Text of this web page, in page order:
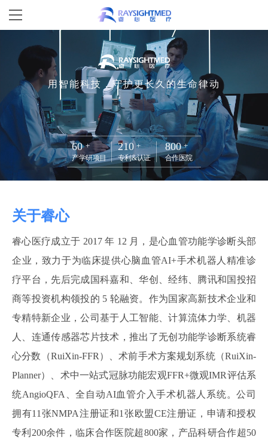
用智能科技，守护更长久的生命律动
60
产学研项目
210
专利&认证
800
合作医院
关于睿心
睿心医疗成立于 2017 年 12 月，是心血管功能学诊断头部
企业，致力于为临床提供心脑血管AI+手术机器人精准诊
疗平台，先后完成国科嘉和、华创、经纬、腾讯和国投招
商等投资机构领投的 5 轮融资。作为国家高新技术企业和
专精特新企业，公司基于人工智能、计算流体力学、机器
人、连通传感器芯片技术，推出了无创功能学诊断系统睿
心分数（RuiXin-FFR）、术前手术方案规划系统（RuiXin-
Planner）、术中一站式冠脉功能宏观FFR+微观IMR评估系
统AngioQFA、全自动AI血管介入手术机器人系统。公司
拥有11张NMPA注册证和1张欧盟CE注册证，申请和授权
专利200余件，临床合作医院超800家，产品科研合作超50